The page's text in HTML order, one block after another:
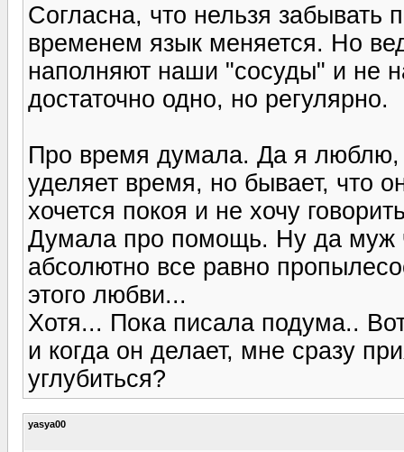
Согласна, что нельзя забывать
временем язык меняется. Но
наполняют наши "сосуды" и не
достаточно одно, но регулярно.
Про время думала. Да я люблю,
уделяет время, но бывает, что
хочется покоя и не хочу
Думала про помощь. Ну да муж
абсолютно все равно
этого любви...
Хотя... Пока писала подума..
и когда он делает, мне сразу
углубиться?
yasya00